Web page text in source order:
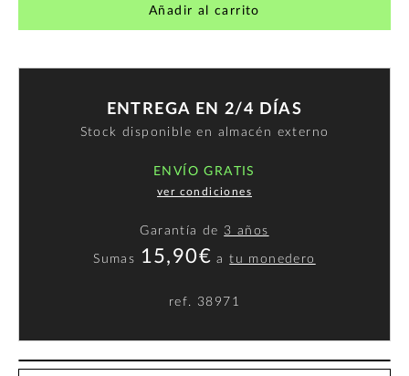
Añadir al carrito
ENTREGA EN 2/4 DÍAS
Stock disponible en almacén externo
ENVÍO GRATIS
ver condiciones
Garantía de 3 años
Sumas 15,90€ atu monedero
ref. 38971